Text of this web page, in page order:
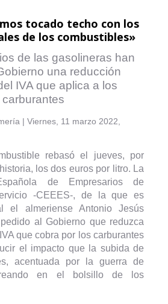
tocado techo con los
de los combustibles»
de las gasolineras han
una reducción
IVA que aplica a los
carburantes
| Viernes, 11 marzo 2022,
rebasó el jueves, por
los dos euros por litro. La
de Empresarios de
-CEEES-, de la que es
el almeriense Antonio Jesús
al Gobierno que reduzca
que cobra por los carburantes
el impacto que la subida de
acentuada por la guerra de
en el bolsillo de los